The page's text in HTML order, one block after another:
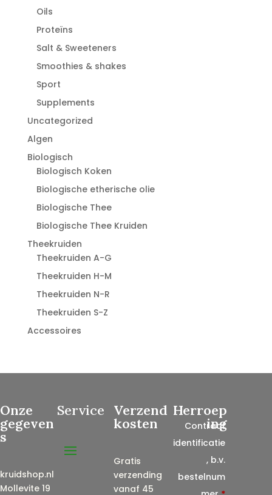
Oils
Proteïns
Salt & Sweeteners
Smoothies & shakes
Sport
Supplements
Uncategorized
Algen
Biologisch
Biologisch Koken
Biologische etherische olie
Biologische Thee
Biologische Thee Kruiden
Theekruiden
Theekruiden A-G
Theekruiden H-M
Theekruiden N-R
Theekruiden S-Z
Accessoires
Onze
gegeven
s
kruidshop.nl
Mollevite 19
Service Verzend
kosten
Gratis
verzending
vanaf 45
Herroep
ing
Contract
identificatie
, b.v.
bestelnum